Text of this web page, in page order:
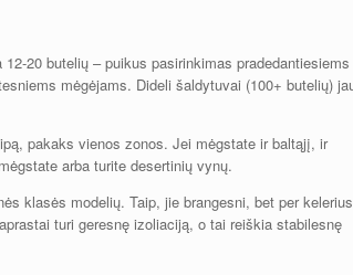
20 butelių – puikus pasirinkimas pradedantiesiems
mėgėjams. Dideli šaldytuvai (100+ butelių)
pakaks vienos zonos. Jei mėgstate ir baltąjį, ir
arba turite desertinių vynų.
klasės modelių. Taip, jie brangesni, bet per kelerius
turi geresnę izoliaciją, o tai reiškia stabilesnę